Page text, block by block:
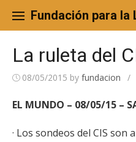
content
Fundación para la
La ruleta del
08/05/2015 by fundacion /
EL MUNDO – 08/05/15 –
· Los sondeos del CIS son